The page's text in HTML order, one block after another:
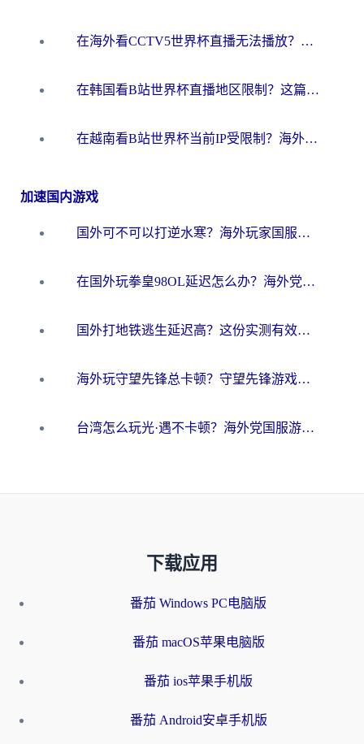
在海外看CCTV5世界杯直播无法播放？这篇指南让你和国内球迷同步呐喊
在韩国看B站世界杯直播地区限制？这篇指南让你告别“当前地区不可播放”
在越南看B站世界杯当前IP受限制？海外党体育观赛终极指南来了
加速国内游戏
国外可不可以打逆水寒？海外玩家国服畅玩终极指南（附漫威荒野乱斗加速方案）
在国外玩拳皇98OL延迟怎么办？海外党亲测有效的低延迟指南
国外打地铁逃生延迟高？这份实测有效的低延迟指南帮你吃鸡
海外玩守望先锋总卡顿？守望先锋游戏加速器在哪里买&避坑指南（附欧洲非洲游戏实测）
台湾怎么玩光·遇不卡顿？海外党国服游戏加速终极攻略（附实测体验）
下载应用
番茄 Windows PC电脑版
番茄 macOS苹果电脑版
番茄 ios苹果手机版
番茄 Android安卓手机版